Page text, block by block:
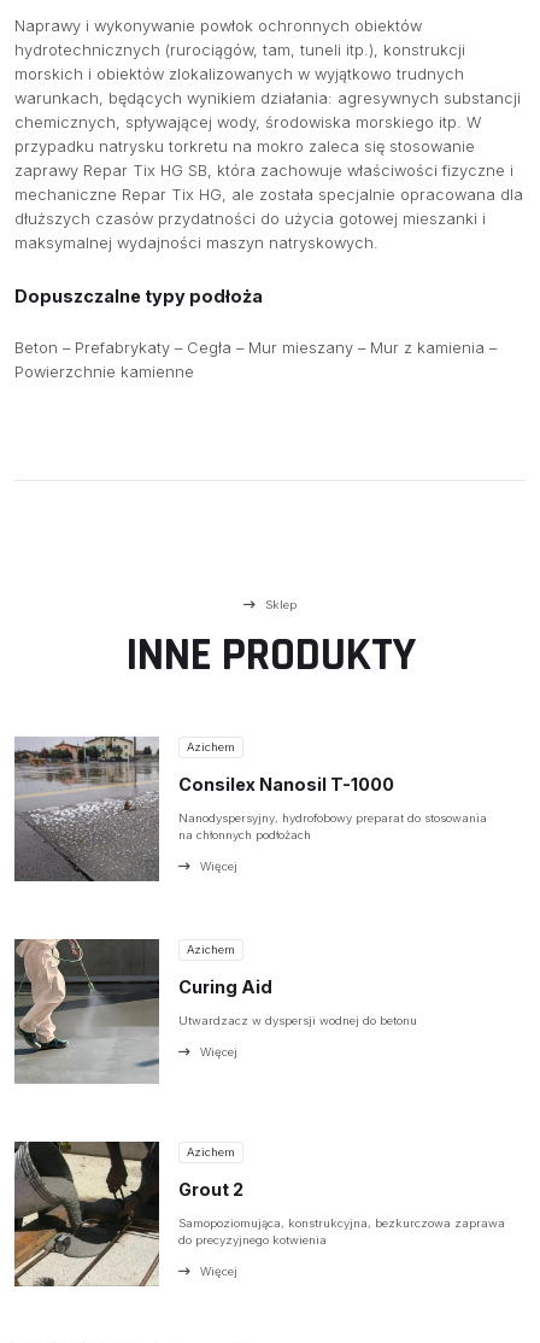
O NAS
OFERTA
PRODUCENCI
BAZA WIEDZY
KONTAKT
Naprawy i wykonywanie powłok ochronnych obiektów
hydrotechnicznych (rurociągów, tam, tuneli itp.), konstrukcji
morskich i obiektów zlokalizowanych w wyjątkowo trudnych
warunkach, będących wynikiem działania: agresywnych substancji
chemicznych, spływającej wody, środowiska morskiego itp. W
przypadku natrysku torkretu na mokro zaleca się stosowanie
zaprawy Repar Tix HG SB, która zachowuje właściwości fizyczne i
mechaniczne Repar Tix HG, ale została specjalnie opracowana dla
dłuższych czasów przydatności do użycia gotowej mieszanki i
maksymalnej wydajności maszyn natryskowych.
Dopuszczalne typy podłoża
Beton – Prefabrykaty – Cegła – Mur mieszany – Mur z kamienia –
Powierzchnie kamienne
Sklep
INNE PRODUKTY
Azichem
Consilex Nanosil T-1000
Nanodyspersyjny, hydrofobowy preparat do stosowania
na chłonnych podłożach
Więcej
Azichem
Curing Aid
Utwardzacz w dyspersji wodnej do betonu
Więcej
Azichem
Grout 2
Samopoziomująca, konstrukcyjna, bezkurczowa zaprawa
do precyzyjnego kotwienia
Więcej